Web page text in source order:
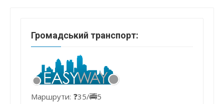
Громадський транспорт:
Маршрути: ❓35/🚎5